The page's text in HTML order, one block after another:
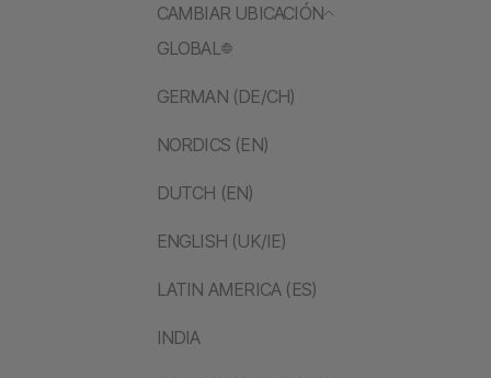
CAMBIAR UBICACIÓN
GLOBAL
GERMAN (DE/CH)
NORDICS (EN)
DUTCH (EN)
ENGLISH (UK/IE)
LATIN AMERICA (ES)
INDIA